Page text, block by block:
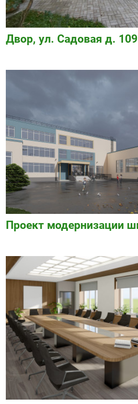
Двор, ул. Садовая д. 109
Проект модернизации